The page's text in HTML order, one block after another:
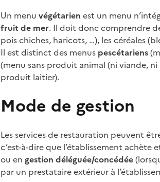
Un menu végétarien est un menu
fruit de mer. Il doit donc comprendre
pois chiches, haricots, …), les céréales
Il est distinct des menus pescétariens
(menu sans produit animal (ni viande,
produit laitier).
Mode de gestion
Les services de restauration peuvent
c’est-à-dire que l’établissement achète
ou en gestion déléguée/concédée
par un prestataire extérieur à